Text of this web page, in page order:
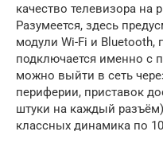
качество телевизора на
Разумеется, здесь
модули Wi-Fi и
подключается именно с
можно выйти в сеть
периферии, приставок
штуки на каждый
классных динамика по